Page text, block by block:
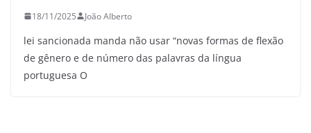
18/11/2025 João Alberto
lei sancionada manda não usar “novas formas de flexão
de gênero e de número das palavras da língua
portuguesa O